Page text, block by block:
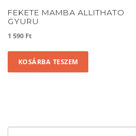
FEKETE MAMBA ALLITHATO
GYURU
1 590 Ft
KOSÁRBA TESZEM